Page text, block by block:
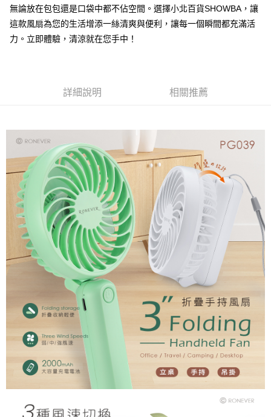
２．便利：只要手機號碼，簡訊認證，即可結帳。
【「AFTEE先享後付」結帳流程】
ATM／網路銀行／等多元方式進行付款，方視為交易完成。
※ 交易是否成功請以「AFTEE先享後付 」之結帳頁面顯示為準，若有關於
是否繳費成功／繳費後需取消欲退款等相關疑問，請聯繫「AFTEE先享後付
客戶支援中心」https://netprotections.freshdesk.com/support/home
【注意事項】
１．透過由恩沛科技股份有限公司提供之「AFTEE先享後付」服務完成之交
易，需依本服務之必要範圍內提供個人資料，並將交易相關給付款項請求債
權轉讓予恩沛科技股份有限公司。
２．關於個人資料處理事宜，請瀏覽以下網址：
https://aftee.tw/terms/#terms3
３．未成年的使用者請事先徵得法定代理人或監護人之同意方可使用
「AFTEE先享後付」，若未經同意申辦者引起之損失，本公司不負相關責
４．使用「AFTEE先享後付」時，將依據個別帳號之用戶狀況，依本公司即
時審查核予不同之上限額度；若仍有額度不足之情形，本公司將視審查結果
請求用戶進行身份認證。
５．嚴禁一人註冊多個帳號或使用他人資訊註冊。若發現惡意使用之情形，
恩沛科技股份有限公司將有權停止該用戶之使用額度並採取法律行動。
全家取貨付款
每筆NT$60，滿NT$599(含以上)免運費
付款後7-11取貨
每筆NT$60，滿NT$599(含以上)免運費
宅配
每筆NT$120，滿NT$899(含以上)免運費
無論放在包包還是口袋中都不佔空間。選擇小北百貨SHOWBA，讓
這款風扇為您的生活增添一絲清爽與便利，讓每一個瞬間都充滿活
力。立即體驗，清涼就在您手中！
詳細說明 相關推薦